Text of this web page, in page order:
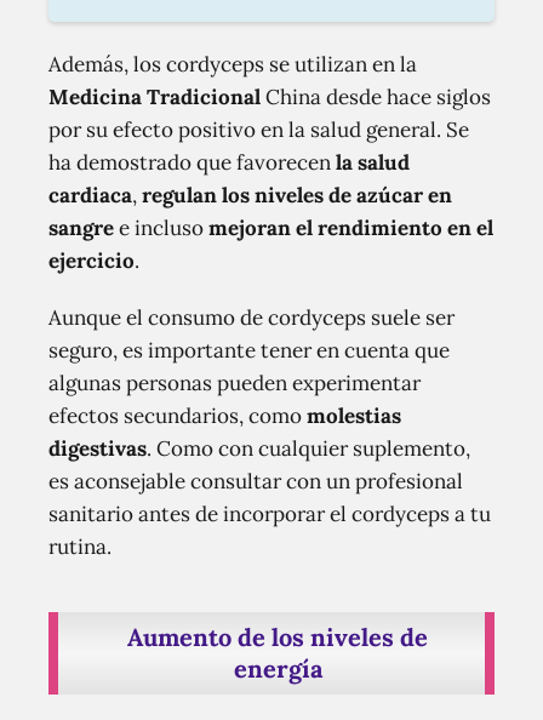
Además, los cordyceps se utilizan en la
Medicina TradicionalChina desde hace siglos
por su efecto positivo en la salud general. Se
ha demostrado que favorecenla salud
cardiaca,regulan los niveles de azúcar en
sangree inclusomejoran el rendimiento en el
ejercicio.
Aunque el consumo de cordyceps suele ser
seguro, es importante tener en cuenta que
algunas personas pueden experimentar
efectos secundarios, comomolestias
digestivas. Como con cualquier suplemento,
es aconsejable consultar con un profesional
sanitario antes de incorporar el cordyceps a tu
rutina.
Aumento de los niveles de
energía